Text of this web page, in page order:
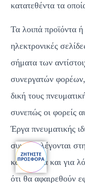
κατατεθέντα τα
Τα λοιπά προϊόντα
ηλεκτρονικές
σήματα των
συνεργατών
δική τους
συνεπώς οι φορείς
Έργα πνευματικής
συγκαταλέγονται
καλόπιστα και για
ότι θα αφαιρεθούν